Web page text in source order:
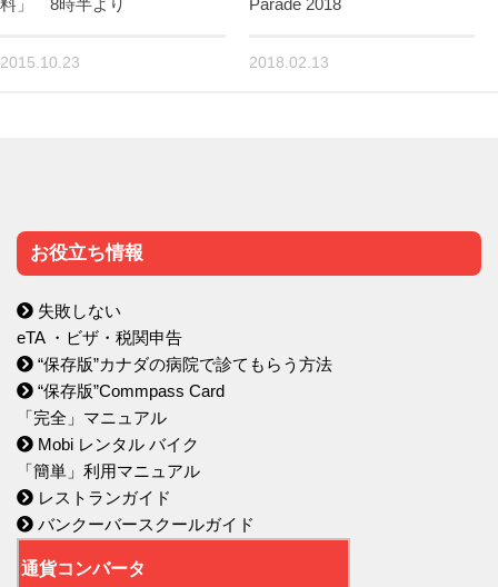
料」 8時半より
2015.10.23
Parade 2018
2018.02.13
お役立ち情報
失敗しない
eTA ・ビザ・税関申告
“保存版”カナダの病院で診てもらう方法
“保存版”Commpass Card
「完全」マニュアル
Mobi レンタル バイク
「簡単」利用マニュアル
レストランガイド
バンクーバースクールガイド